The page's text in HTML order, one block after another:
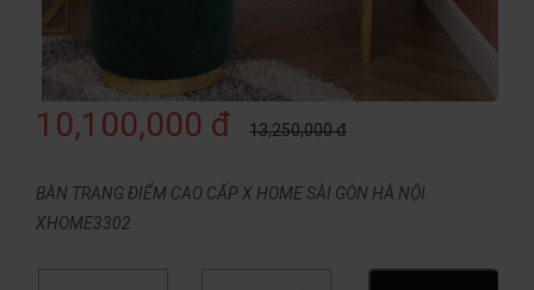
10,100,000 đ 13,250,000 đ
BÀN TRANG ĐIỂM CAO CẤP X HOME SÀI GÒN HÀ NỘI
XHOME3302